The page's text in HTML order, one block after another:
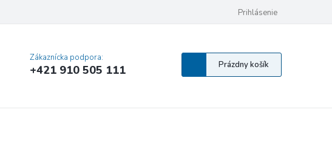
Vyhlásenie o prístupnosti
Prihlásenie
Zákaznícka podpora:
+421 910 505 111
Nákupný
košík
Prázdny košík